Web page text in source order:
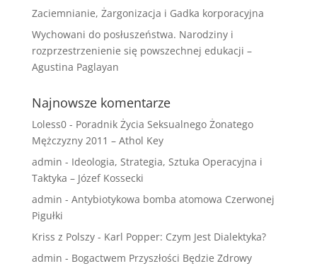
Zaciemnianie, Żargonizacja i Gadka korporacyjna
Wychowani do posłuszeństwa. Narodziny i
rozprzestrzenienie się powszechnej edukacji –
Agustina Paglayan
Najnowsze komentarze
Loless0- Poradnik Życia Seksualnego Żonatego
Mężczyzny 2011 – Athol Key
admin - Ideologia, Strategia, Sztuka Operacyjna i
Taktyka – Józef Kossecki
admin - Antybiotykowa bomba atomowa Czerwonej
Pigułki
Kriss z Polszy- Karl Popper: Czym Jest Dialektyka?
admin - Bogactwem Przyszłości Będzie Zdrowy